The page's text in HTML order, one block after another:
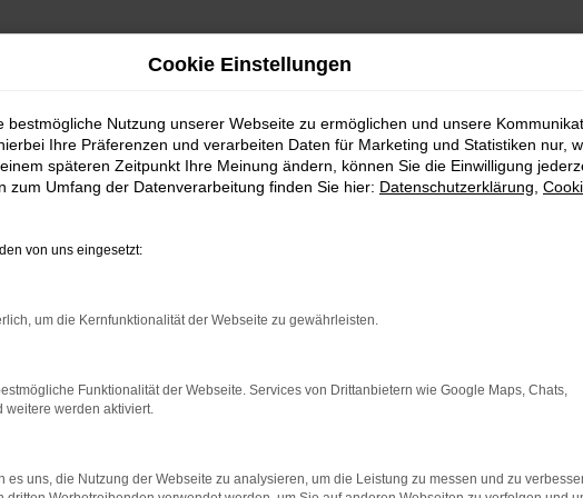
bestimmter Seiten verhindern. Funktioniert die Seite in einem
Cookie Einstellungen
bestmögliche Nutzung unserer Webseite zu ermöglichen und unsere
Ihre Präferenzen und verarbeiten Daten für Marketing und Statistiken nur,
späteren Zeitpunkt Ihre Meinung ändern, können Sie die Einwilligung
zum Umfang der Datenverarbeitung finden Sie hier: Datenschutzerklärung
von uns eingesetzt:
um die Kernfunktionalität der Webseite zu gewährleisten.
Funktionalität der Webseite. Services von Drittanbietern wie Google Maps, Chats,
weitere werden aktiviert.
es uns, die Nutzung der Webseite zu analysieren, um die Leistung zu messen und zu